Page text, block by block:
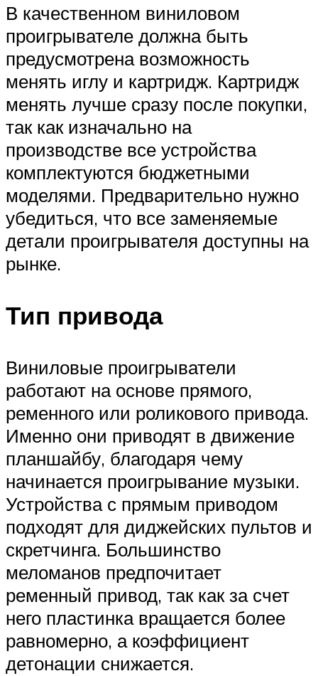
В качественном виниловом
проигрывателе должна быть
предусмотрена возможность
менять иглу и картридж. Картридж
менять лучше сразу после покупки,
так как изначально на
производстве все устройства
комплектуются бюджетными
моделями. Предварительно нужно
убедиться, что все заменяемые
детали проигрывателя доступны на
рынке.
Тип привода
Виниловые проигрыватели
работают на основе прямого,
ременного или роликового привода.
Именно они приводят в движение
планшайбу, благодаря чему
начинается проигрывание музыки.
Устройства с прямым приводом
подходят для диджейских пультов и
скретчинга. Большинство
меломанов предпочитает
ременный привод, так как за счет
него пластинка вращается более
равномерно, а коэффициент
детонации снижается.